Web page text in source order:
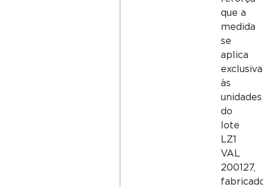
que a
medida
se
aplica
às
unidades
do
lote
LZ1
VAL
200127,